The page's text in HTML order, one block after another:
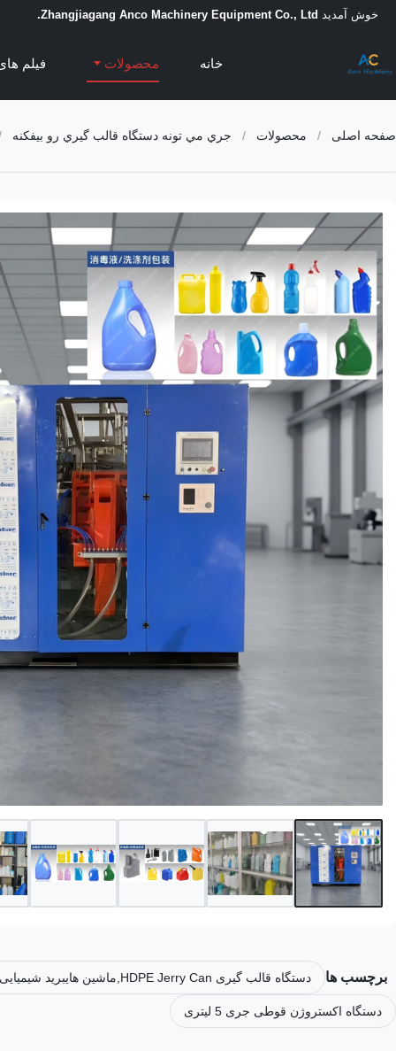
خوش آمدید Zhangjiagang Anco Machinery Equipment Co., Ltd.
خانه محصولات فیلم
صفحه اصلی / محصولات / جري مي تونه دستگاه قالب گيري رو بيفکنه
برچسب ها دستگاه قالب گیری HDPE Jerry Can,ماشین هایبرید شیمیایی جریکان,ماشین قالب گیری جیری می تواند 60 کیلوگرم در ساعت
دستگاه اکستروژن قوطی جری 5 لیتری